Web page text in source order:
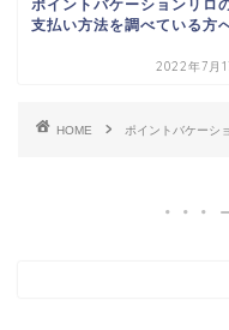
ポイントバケーションリロ
支払い方法を調べている方
2022年7月
HOME ポイントバケーシ